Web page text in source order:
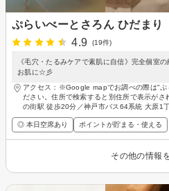
ぷらいべーとさろん ひだまり
4.9
(19件)
《毛穴・たるみケアで素肌に自信》完全個室
お肌に☆彡
アクセス：※Google mapでお調べの際は"ぷ
ださい。住所で検索すると別住所で表示が
の街駅 徒歩20分／神戸市バス64系統 大原1
◎ 本日空席あり ポイントが貯まる・使える
その他の情報